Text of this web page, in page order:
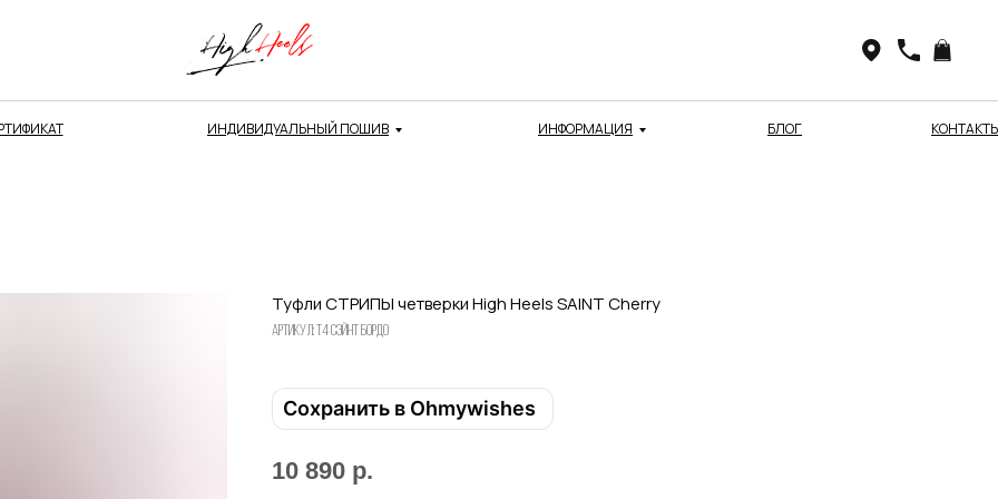
ИНДИВИДУАЛЬНЫЙ ПОШИВ ИНФОРМАЦИЯ БЛОГ
Туфли СТРИПЫ четверки High Heels SAINT Cherry
Артикул: т4 сэйнт бордо
Сохранить в Ohmywishes
10 890 р.